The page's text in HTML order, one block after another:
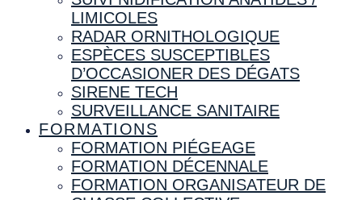
LIMICOLES
RADAR ORNITHOLOGIQUE
ESPÈCES SUSCEPTIBLES
D’OCCASIONER DES DÉGATS
SIRENE TECH
SURVEILLANCE SANITAIRE
FORMATIONS
FORMATION PIÉGEAGE
FORMATION DÉCENNALE
FORMATION ORGANISATEUR DE